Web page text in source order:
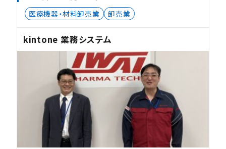
医療機器・材料卸売業 卸売業
kintone 業務システム